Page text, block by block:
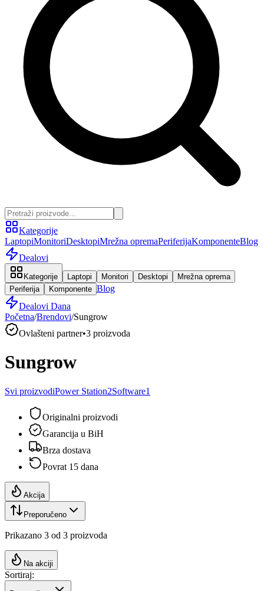
Kategorije
LaptopiMonitoriDesktopiMrežna opremaPeriferijaKomponenteBlog
Dealovi
Kategorije Laptopi Monitori Desktopi
Mrežna oprema
Periferija
Komponente Blog
Dealovi Dana
Početna/Brendovi/Sungrow
Ovlašteni partner•3 proizvoda
Sungrow
Svi proizvodiPower Station2Software1
Originalni proizvodi
Garancija u BiH
Brza dostava
Povrat 15 dana
Akcija
Preporučeno
Prikazano 3 od 3 proizvoda
Na akciji
Sortiraj: